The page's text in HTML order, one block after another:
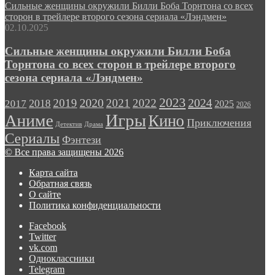
Сильные женщины окружили Билли Боба Торнтона со всех
сторон в трейлере второго сезона сериала «Лэндмен»
02.10.2025
Сильные женщины окружили Билли Боба
Торнтона со всех сторон в трейлере второго
сезона сериала «Лэндмен»
2017 2018 2019 2020 2021 2022 2023 2024 2025 2026
Аниме Детектив Драма ИгрыКино Приключения
Сериалы Фэнтези
© Все права защищены 2026
Карта сайта
Обратная связь
О сайте
Политика конфиденциальности
Facebook
Twitter
vk.com
Одноклассники
Telegram